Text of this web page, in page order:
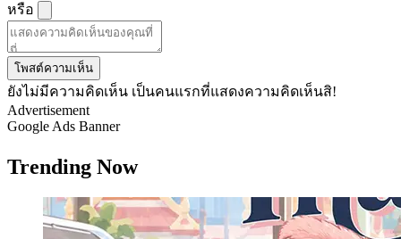
หรือ
โพสต์ความเห็น
ยังไม่มีความคิดเห็น เป็นคนแรกที่แสดงความคิดเห็นสิ!
Advertisement
Google Ads Banner
Trending Now